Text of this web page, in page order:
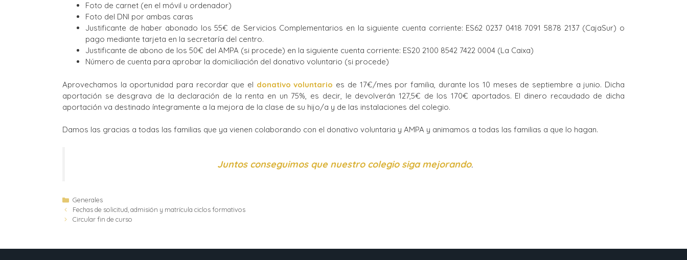
Foto de carnet (en el móvil u ordenador)
Foto del DNI por ambas caras
Justificante de haber abonado los 55€ de Servicios Complementarios en la siguiente cuenta corriente: ES62 0237 0418 7091 5878 2137 (CajaSur) o
pago mediante tarjeta en la secretaría del centro.
Justificante de abono de los 50€ del AMPA (si procede) en la siguiente cuenta corriente: ES20 2100 8542 7422 0004 (La Caixa)
Número de cuenta para aprobar la domiciliación del donativo voluntario (si procede)
Aprovechamos la oportunidad para recordar que el donativo voluntario es de 17€/mes por familia, durante los 10 meses de septiembre a junio. Dicha
aportación se desgrava de la declaración de la renta en un 75%, es decir, le devolverán 127,5€ de los 170€ aportados. El dinero recaudado de dicha
aportación va destinado íntegramente a la mejora de la clase de su hijo/a y de las instalaciones del colegio.
Damos las gracias a todas las familias que ya vienen colaborando con el donativo voluntaria y AMPA y animamos a todas las familias a que lo hagan.
Juntos conseguimos que nuestro colegio siga mejorando.
Generales
Fechas de solicitud, admisión y matrícula ciclos formativos
Circular fin de curso